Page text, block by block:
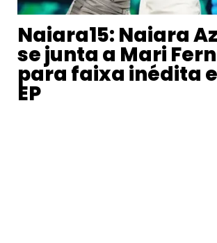
Naiara15: Naiara
se junta a Mari
para faixa inédita
EP